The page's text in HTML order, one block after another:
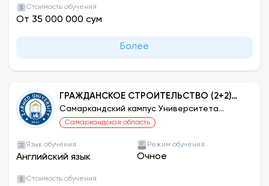
Стоимость обучения
От 35 000 000 сум
Более
ГРАЖДАНСКОЕ СТРОИТЕЛЬСТВО (2+2)
УНИВЕРСИТЕТ ТЕМПЛА, ФИЛАДЕЛЬФИЯ,
США
Самаркандский кампус Университета
ЗАРМЕД
Самаркандская область
Язык обучения
Английский язык
Режим обучения
Очное
Стоимость обучения